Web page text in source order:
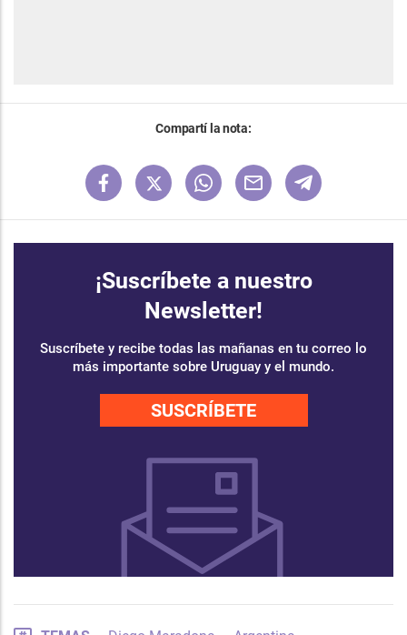
Compartí la nota:
¡Suscríbete a nuestro
Newsletter!
Suscríbete y recibe todas las mañanas en tu correo lo
más importante sobre Uruguay y el mundo.
SUSCRÍBETE